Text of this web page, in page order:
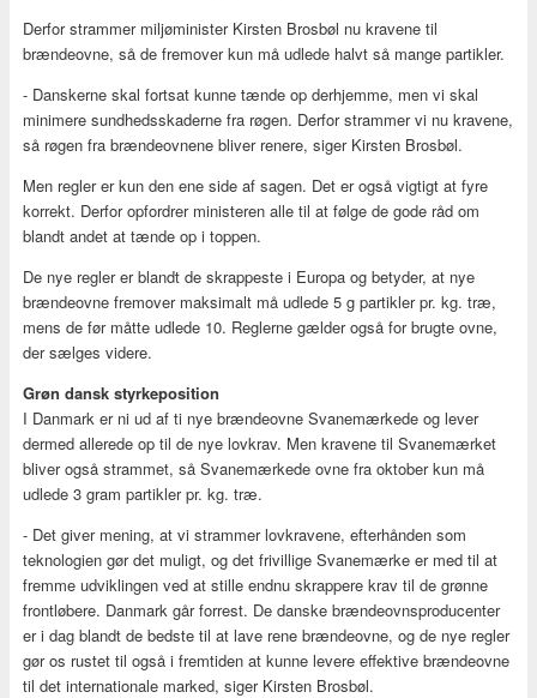
Derfor strammer miljøminister Kirsten Brosbøl nu kravene til
brændeovne, så de fremover kun må udlede halvt så mange partikler.
- Danskerne skal fortsat kunne tænde op derhjemme, men vi skal
minimere sundhedsskaderne fra røgen. Derfor strammer vi nu kravene,
så røgen fra brændeovnene bliver renere, siger Kirsten Brosbøl.
Men regler er kun den ene side af sagen. Det er også vigtigt at fyre
korrekt. Derfor opfordrer ministeren alle til at følge de gode råd om
blandt andet at tænde op i toppen.
De nye regler er blandt de skrappeste i Europa og betyder, at nye
brændeovne fremover maksimalt må udlede 5 g partikler pr. kg. træ,
mens de før måtte udlede 10. Reglerne gælder også for brugte ovne,
der sælges videre.
Grøn dansk styrkeposition
I Danmark er ni ud af ti nye brændeovne Svanemærkede og lever
dermed allerede op til de nye lovkrav. Men kravene til Svanemærket
bliver også strammet, så Svanemærkede ovne fra oktober kun må
udlede 3 gram partikler pr. kg. træ.
- Det giver mening, at vi strammer lovkravene, efterhånden som
teknologien gør det muligt, og det frivillige Svanemærke er med til at
fremme udviklingen ved at stille endnu skrappere krav til de grønne
frontløbere. Danmark går forrest. De danske brændeovnsproducenter
er i dag blandt de bedste til at lave rene brændeovne, og de nye regler
gør os rustet til også i fremtiden at kunne levere effektive brændeovne
til det internationale marked, siger Kirsten Brosbøl.